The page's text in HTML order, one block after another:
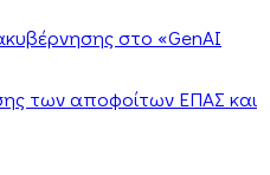
στο «GenAI
των αποφοίτων ΕΠΑΣ και